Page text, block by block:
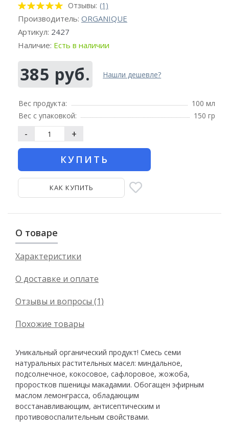
Отзывы: (1)
Производитель: ORGANIQUE
Артикул: 2427
Наличие: Есть в наличии
385 руб. Нашли дешевле?
Вес продукта:
100 мл
Вес с упаковкой:
150 гр
- +
КУПИТЬ
КАК КУПИТЬ
О товаре
Характеристики
О доставке и оплате
Отзывы и вопросы (1)
Похожие товары
Уникальный органический продукт! Смесь семи
натуральных растительных масел: миндальное,
подсолнечное, кокосовое, сафлоровое, жожоба,
проростков пшеницы макадамии. Обогащен эфирным
маслом лемонграсса, обладающим
восстанавливающим, антисептическим и
противовоспалительным свойствами.